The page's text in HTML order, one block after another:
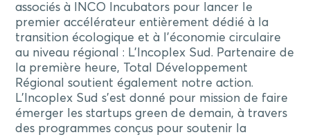
associés à INCO Incubators pour lancer le
premier accélérateur entièrement dédié à la
transition écologique et à l’économie circulaire
au niveau régional : L’Incoplex Sud. Partenaire de
la première heure, Total Développement
Régional soutient également notre action.
L'Incoplex Sud s'est donné pour mission de faire
émerger les startups green de demain, à travers
des programmes conçus pour soutenir la